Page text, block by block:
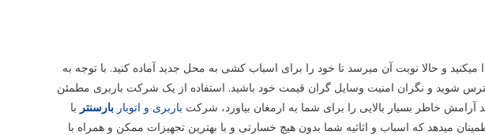
میکنید و حالا نوبت آن میرسد تا خود را برای اسباب کشی به محل جدید آماده کنید. با توجه به
شوید و نگران امنیت وسایل گران قیمت خود باشید. استفاده از یک شرکت باربری مطمئن
آرامش خاطر بسیار بالایی را برای شما به ارمغان بیاورد، شرکت باربری و اتوبار بارسنتر با
میدهد که اسباب و اثاثیه شما بدون هیچ خسارتی و با بهترین تجهیزات ممکن و همراه با